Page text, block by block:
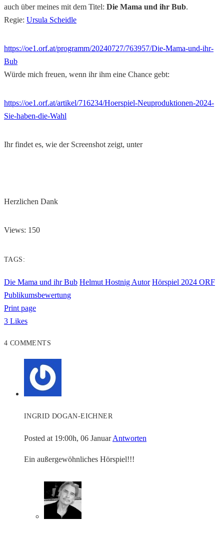
auch über meines mit dem Titel: Die Mama und ihr Bub.
Regie: Ursula Scheidle
https://oe1.orf.at/programm/20240727/763957/Die-Mama-und-ihr-
Bub
Würde mich freuen, wenn ihr ihm eine Chance gebt:
https://oe1.orf.at/artikel/716234/Hoerspiel-Neuproduktionen-2024-
Sie-haben-die-Wahl
Ihr findet es, wie der Screenshot zeigt, unter
Herzlichen Dank
Views: 150
TAGS:
Die Mama und ihr Bub Helmut Hostnig Autor Hörspiel 2024 ORF
Publikumsbewertung
Print page
3 Likes
4 COMMENTS
INGRID DOGAN-EICHNER
Posted at 19:00h, 06 Januar Antworten
Ein außergewöhnliches Hörspiel!!!